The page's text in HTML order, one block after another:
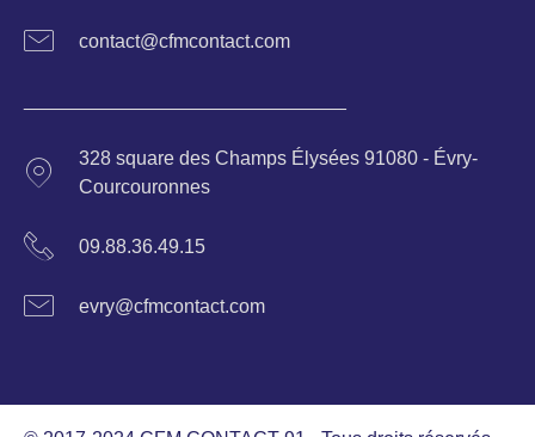
contact@cfmcontact.com
328 square des Champs Élysées 91080 - Évry-
Courcouronnes
09.88.36.49.15
evry@cfmcontact.com